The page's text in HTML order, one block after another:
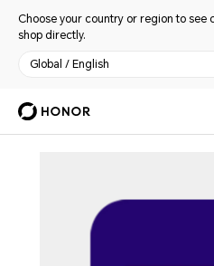
Choose your country or region to see
shop directly.
Global / English